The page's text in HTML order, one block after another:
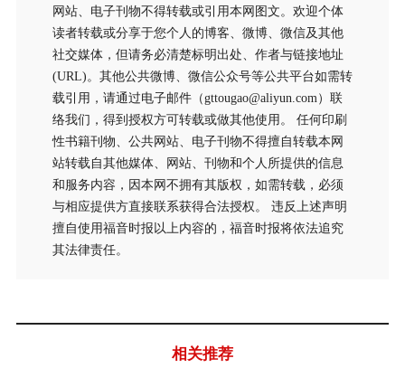
网站、电子刊物不得转载或引用本网图文。欢迎个体
读者转载或分享于您个人的博客、微博、微信及其他
社交媒体，但请务必清楚标明出处、作者与链接地址
(URL)。其他公共微博、微信公众号等公共平台如需转
载引用，请通过电子邮件（gttougao@aliyun.com）联
络我们，得到授权方可转载或做其他使用。 任何印刷
性书籍刊物、公共网站、电子刊物不得擅自转载本网
站转载自其他媒体、网站、刊物和个人所提供的信息
和服务内容，因本网不拥有其版权，如需转载，必须
与相应提供方直接联系获得合法授权。 违反上述声明
擅自使用福音时报以上内容的，福音时报将依法追究
其法律责任。
相关推荐